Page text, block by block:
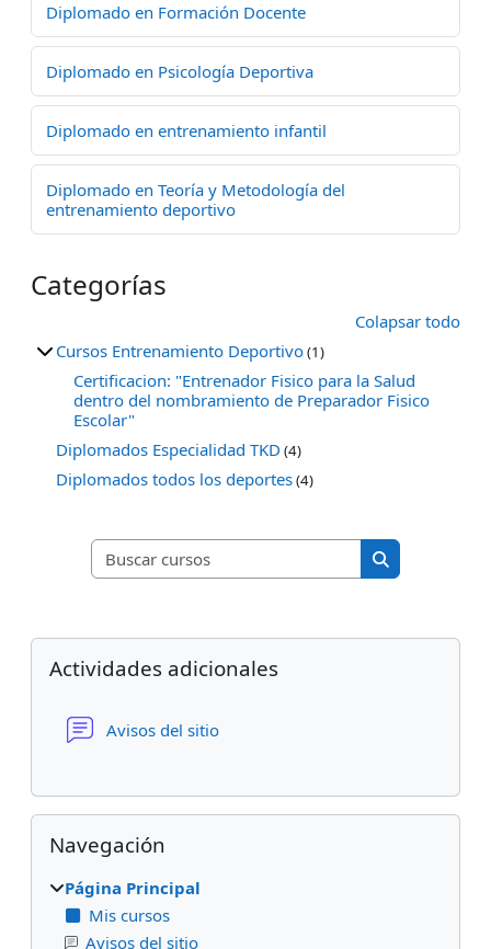
Diplomado en Formación Docente
Diplomado en Psicología Deportiva
Diplomado en entrenamiento infantil
Diplomado en Teoría y Metodología del
entrenamiento deportivo
Categorías
Colapsar todo
Cursos Entrenamiento Deportivo(1)
Certificacion: "Entrenador Fisico para la Salud
dentro del nombramiento de Preparador Fisico
Escolar"
Diplomados Especialidad TKD (4)
Diplomados todos los deportes(4)
Buscar cursos
Buscar cursos
Bloques
Salta Actividades adicionales
Actividades adicionales
Avisos del sitio
Salta Navegación
Navegación
Página Principal
Mis cursos
Avisos del sitio